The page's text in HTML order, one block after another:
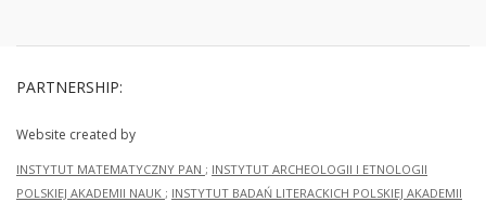
PARTNERSHIP:
Website created by
INSTYTUT MATEMATYCZNY PAN ; INSTYTUT ARCHEOLOGII I ETNOLOGII
POLSKIEJ AKADEMII NAUK ; INSTYTUT BADAŃ LITERACKICH POLSKIEJ AKADEMII